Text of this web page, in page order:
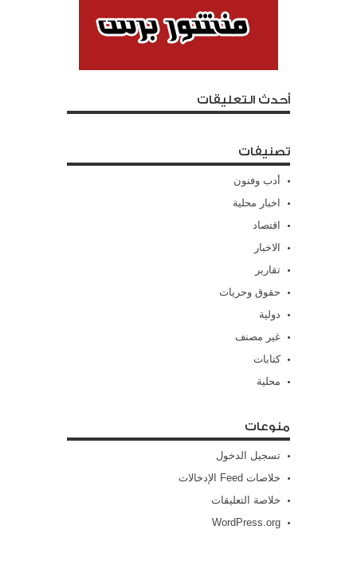
أحدث التعليقات
تصنيفات
أدب وفنون
اخبار محلية
اقتصاد
الاخبار
تقارير
حقوق وحريات
دولية
غير مصنف
كتابات
محلية
منوعات
تسجيل الدخول
خلاصات Feed الإدخالات
خلاصة التعليقات
WordPress.org